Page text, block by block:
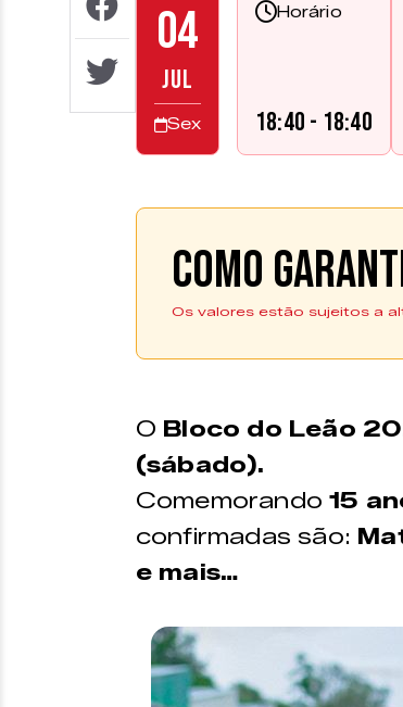
04
JUL
Sex
Horário
18:40 - 18:40
Como
Os valores estão sujeitos a
O Bloco do Leão
(sábado).
Comemorando15
confirmadas são:
e mais…